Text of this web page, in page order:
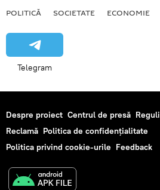
POLITICĂ SOCIETATE ECONOMIE
Telegram
Despre proiect Centrul de presă Reguli
Reclamă Politica de confidențialitate
Politica privind cookie-urile Feedback